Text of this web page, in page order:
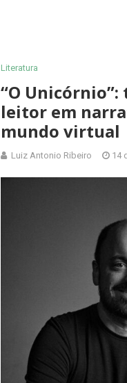
Literatura
“O
leitor em
mundo virtual
Luiz Antonio Ribeiro 14